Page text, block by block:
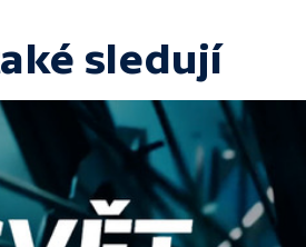
sledují